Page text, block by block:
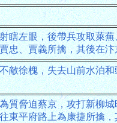
瞎左眼，後帶兵攻取萊
忠、賈義所擒，其後在
敵徐槐，失去山前水泊
質脅迫蔡京，攻打新柳
東平府路上為康捷所擒